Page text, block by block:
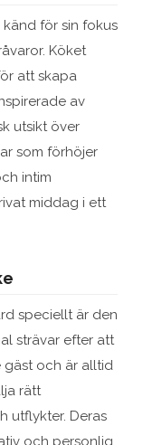
för sin fokus
Köket
att skapa
av
utsikt över
som förhöjer
intim
middag i ett
speciellt är den
strävar efter att
gäst och är alltid
rätt
utflykter. Deras
och personlig